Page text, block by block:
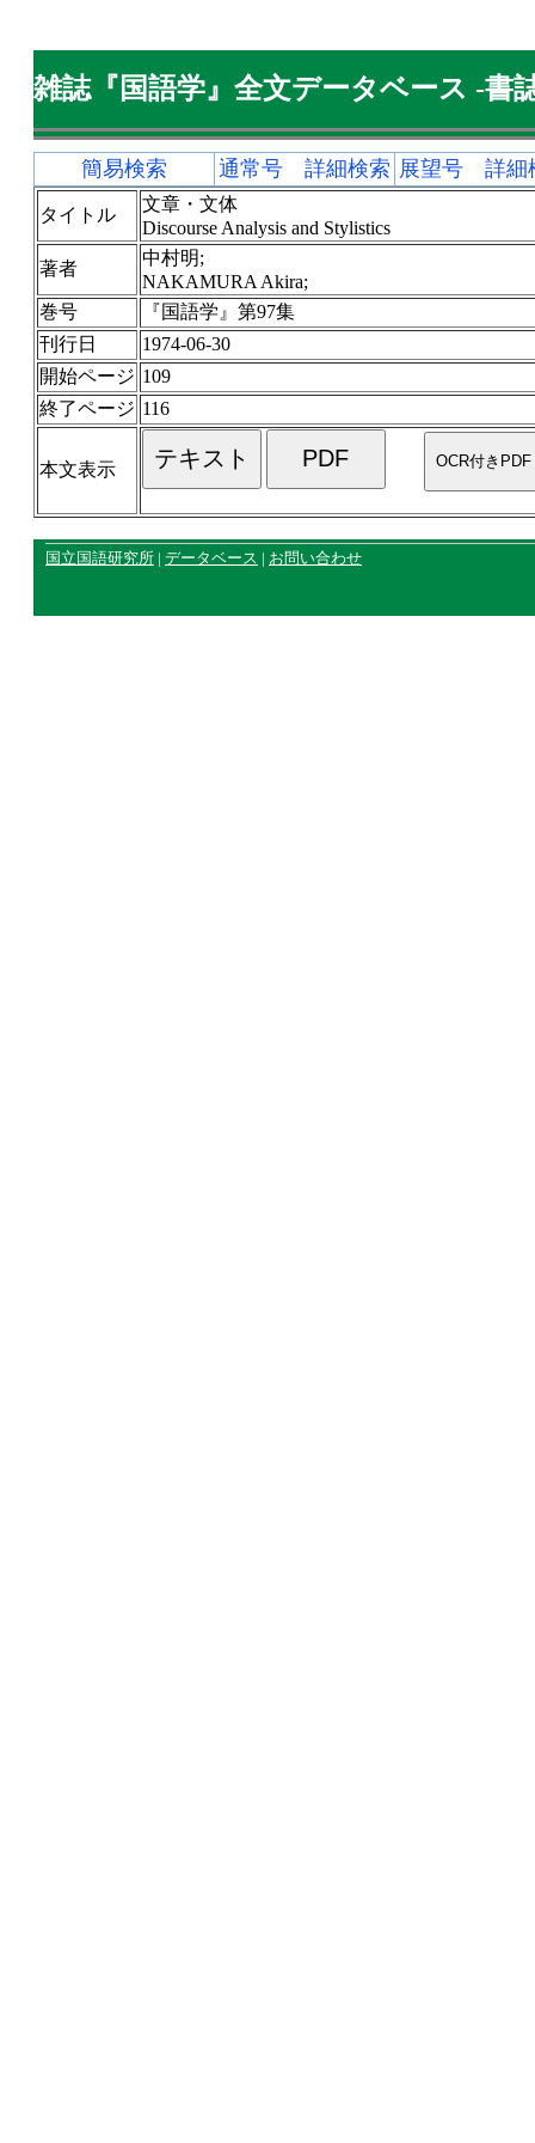
雑誌『国語学』全文データベース -書
簡易検索 通常号 詳細検索 展望号 詳細
タイトル
文章・文体
Discourse Analysis and Stylistics
著者
中村明;
NAKAMURA Akira;
巻号
『国語学』第97集
刊行日
1974-06-30
開始ページ 109
終了ページ 116
本文表示
国立国語研究所 | データベース | お問い合わせ